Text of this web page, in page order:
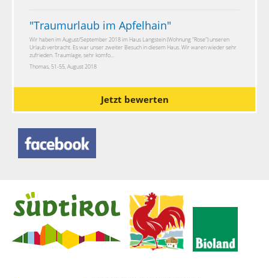
"Traumurlaub im Apfelhain"
Wir haben im August/September 2018 im Haus Langstein (Wohnung "Rose") unseren
Urlaub verbracht. Es war unser zweiter Besuch in diesem Haus. Wir waren wieder sehr
zufrieden. Traumlage, sehr komfo...
Thomas, 51-55, August 2018
Jetzt bewerten